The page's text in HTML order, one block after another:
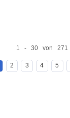
1 - 30 von 271
2 3 4 5